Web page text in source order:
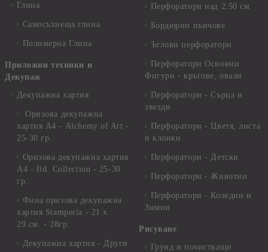
Глина
Самосъхнеща глина
Полимерна Глина
Приложни техники и
Декупаж
Декупажна хартия
Оризова декупажна
хартия А4 - Alchemy of Art -
25-30 гр.
Оризова декупажна хартия
А4 - Itd. Collection - 25-30
гр.
Фина оризова декупажна
хартия Stamperia - 21 х
29.см. - 28гр.
Декупажна хартия - Други
Перфоратори над 2,50 см
Бордюрни пънчове
Ъглови перфоратори
Перфоратори Основни
Фигури - кръгове, овали
Перфоратори - Сърца и
звезди
Перфоратори - Цветя, листа
и клонки
Перфоратори - Детски
Перфоратори - Животни
Перфоратори - Коледни и
Зимни
Рисуване
Грунд и почистващи